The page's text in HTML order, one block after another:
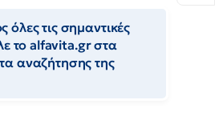
τις σημαντικές
το alfavita.gr στα
αναζήτησης της